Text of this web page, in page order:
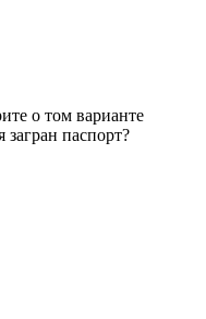
о том варианте
загран паспорт?